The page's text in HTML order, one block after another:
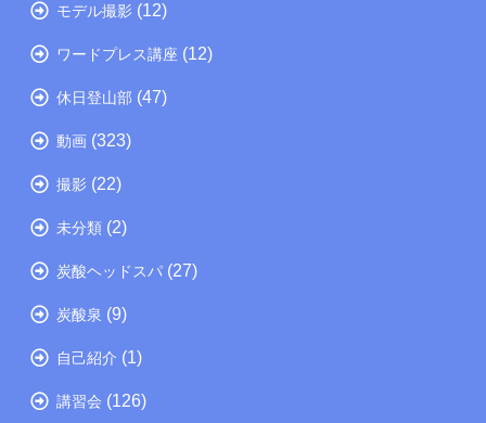
モデル撮影 (12)
ワードプレス講座 (12)
休日登山部 (47)
動画 (323)
撮影 (22)
未分類 (2)
炭酸ヘッドスパ (27)
炭酸泉 (9)
自己紹介 (1)
講習会 (126)